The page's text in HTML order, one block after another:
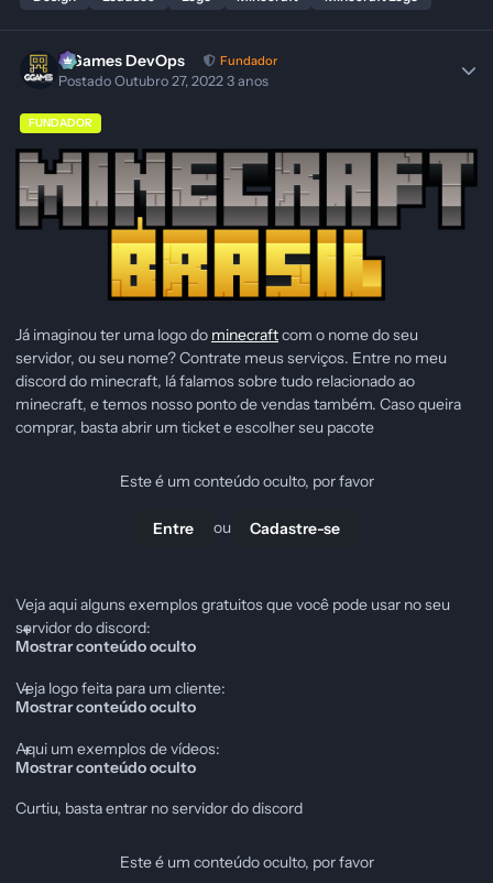
GGames DevOps Fundador
PostadoOutubro 27, 20223 anos
FUNDADOR
Já imaginou ter uma logo do minecraftcom o nome do seu
servidor, ou seu nome? Contrate meus serviços. Entre no meu
discord do minecraft, lá falamos sobre tudo relacionado ao
minecraft, e temos nosso ponto de vendas também. Caso queira
comprar, basta abrir um ticket e escolher seu pacote
Este é um conteúdo oculto, por favor
Entre ou Cadastre-se
Veja aqui alguns exemplos gratuitos que você pode usar no seu
servidor do discord:
Mostrar conteúdo oculto
Veja logo feita para um cliente:
Mostrar conteúdo oculto
Aqui um exemplos de vídeos:
Mostrar conteúdo oculto
Curtiu, basta entrar no servidor do discord
Este é um conteúdo oculto, por favor